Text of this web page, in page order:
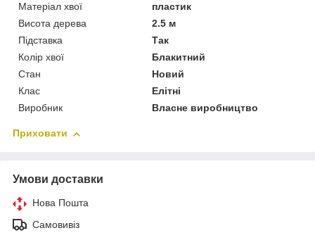
Матеріал хвої
пластик
Висота дерева
2.5 м
Підставка
Так
Колір хвої
Блакитний
Стан
Новий
Клас
Елітні
Виробник
Власне виробництво
Приховати
Умови доставки
Нова Пошта
Самовивіз